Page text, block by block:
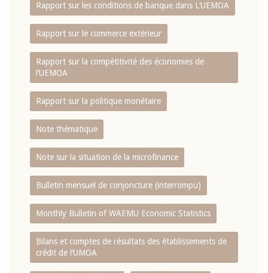
Rapport sur les conditions de banque dans L‘UEMOA
Rapport sur le commerce extérieur
Rapport sur la compétitivité des économies de
l‘UEMOA
Rapport sur la politique monétaire
Note thématique
Note sur la situation de la microfinance
Bulletin mensuel de conjoncture (interrompu)
Monthly Bulletin of WAEMU Economic Statistics
Bilans et comptes de résultats des établissements de
crédit de l‘UMOA